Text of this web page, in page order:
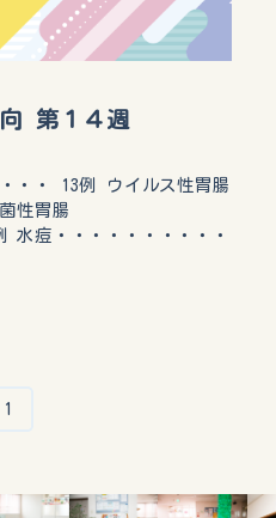
第１４週
・・ 13例 ウイルス性胃腸
性胃腸
水痘・・・・・・・・・・
1